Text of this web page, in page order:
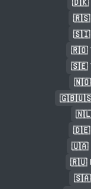
🇩🇰
🇷🇸
🇸🇮
🇷🇴
🇸🇪
🇳🇴
🇩🇪
🇺🇦
🇷🇺
🇸🇦